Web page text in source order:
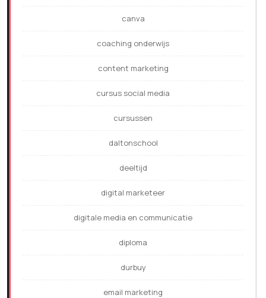
canva
coaching onderwijs
content marketing
cursus social media
cursussen
daltonschool
deeltijd
digital marketeer
digitale media en communicatie
diploma
durbuy
email marketing